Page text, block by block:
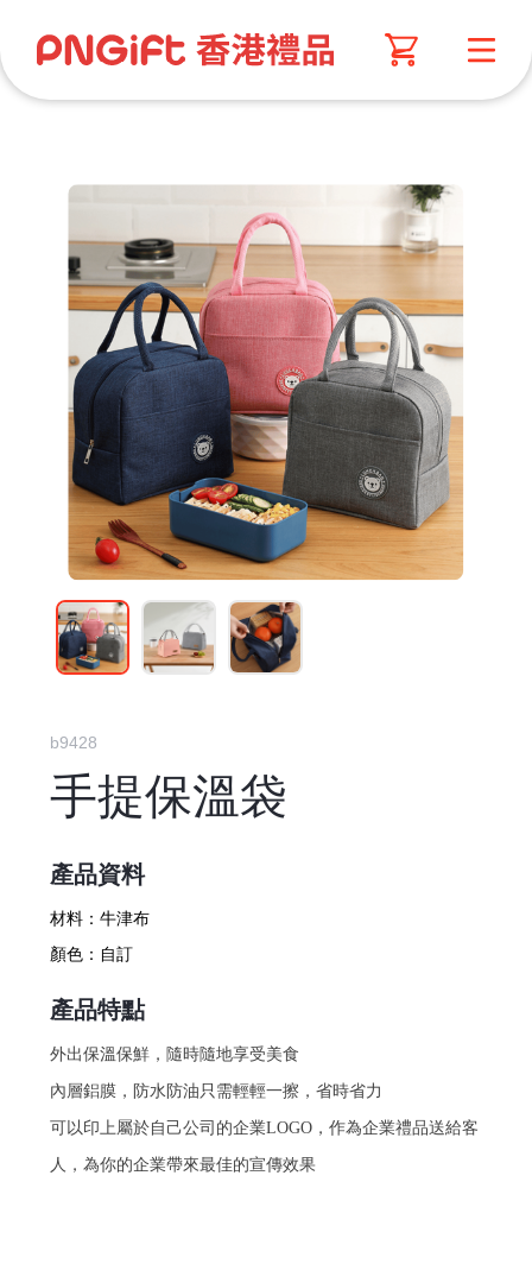
b9428
手提保溫袋
產品資料
材料： 牛津布
顏色： 自訂
產品特點
外出保溫保鮮，隨時隨地享受美食
內層鋁膜，防水防油只需輕輕一擦，省時省力
可以印上屬於自己公司的企業LOGO，作為企業禮品送給客
人，為你的企業帶來最佳的宣傳效果